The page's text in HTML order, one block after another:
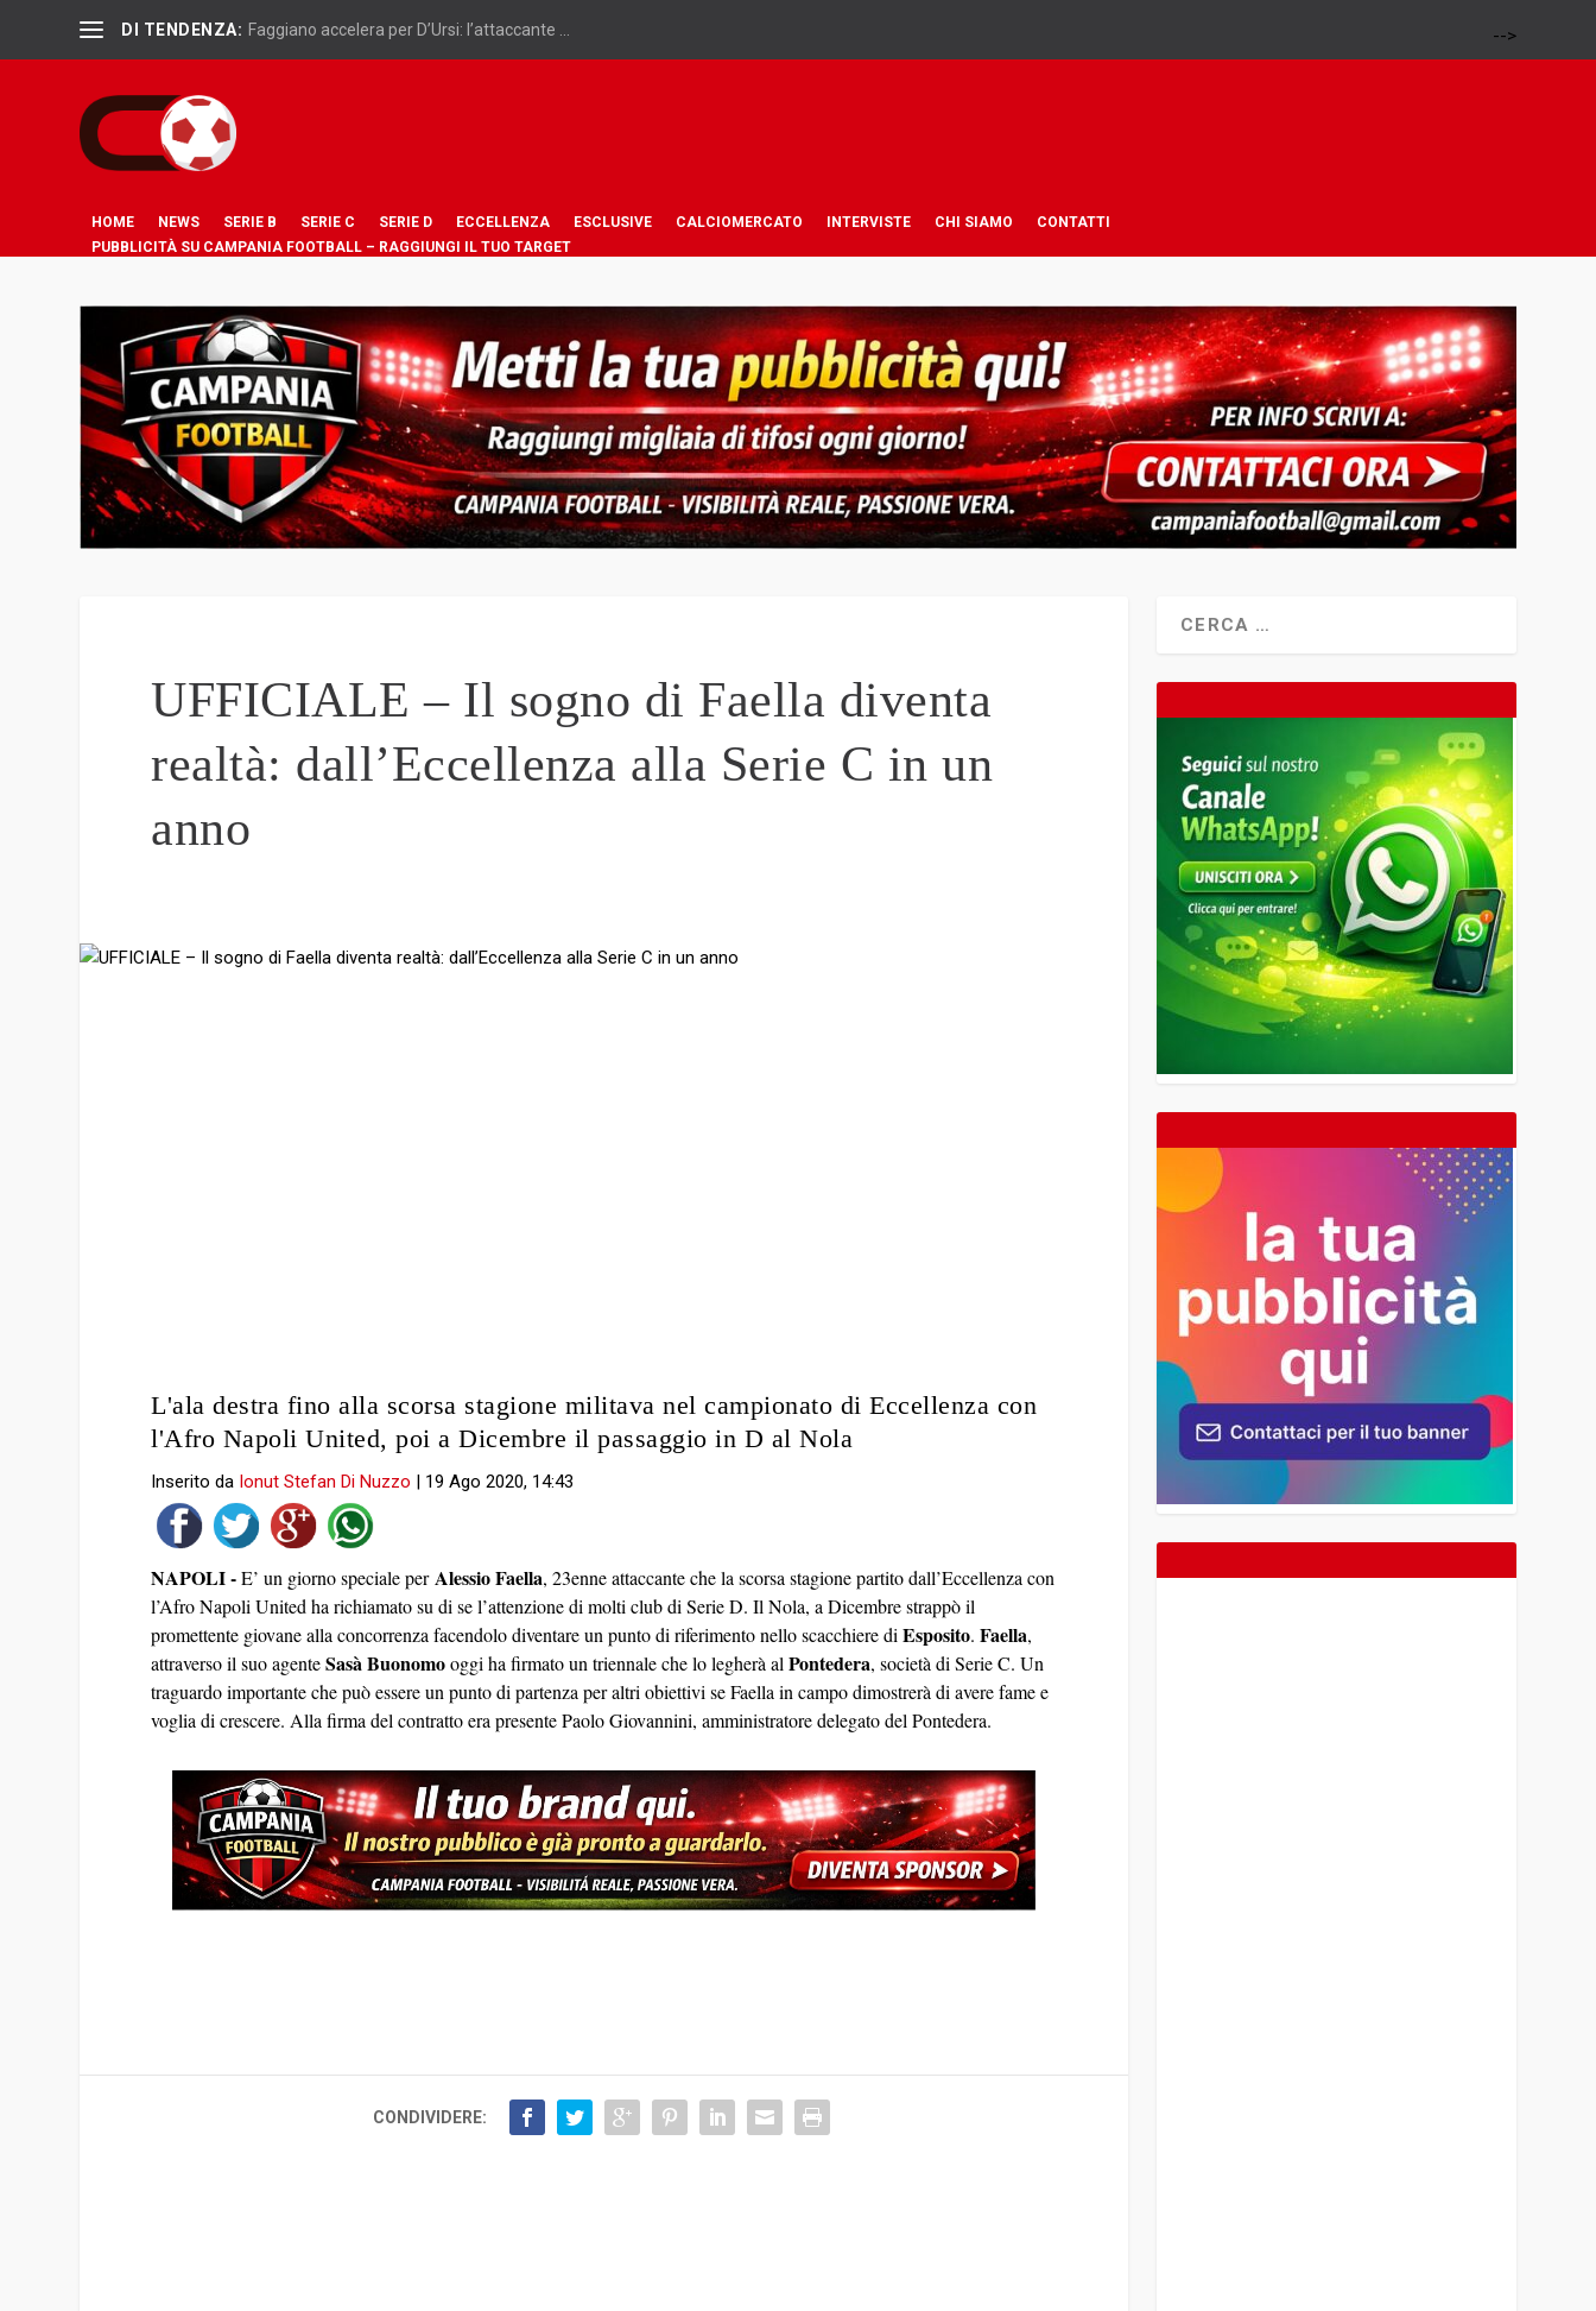
DI TENDENZA: Faggiano accelera per D’Ursi: l’attaccante ... -->
HOME NEWS SERIE B SERIE C SERIE D ECCELLENZA ESCLUSIVE CALCIOMERCATO INTERVISTE CHI SIAMO
CONTATTI
PUBBLICITÀ SU CAMPANIA FOOTBALL – RAGGIUNGI IL TUO TARGET
UFFICIALE – Il sogno di Faella diventa
realtà: dall’Eccellenza alla Serie C in un
anno
L'ala destra fino alla scorsa stagione militava nel campionato di Eccellenza con
l'Afro Napoli United, poi a Dicembre il passaggio in D al Nola
Inserito da Ionut Stefan Di Nuzzo | 19 Ago 2020, 14:43
NAPOLI -E’ un giorno speciale per Alessio Faella, 23enne attaccante che la scorsa stagione partito dall’Eccellenza con
l’Afro Napoli United ha richiamato su di se l’attenzione di molti club di Serie D. Il Nola, a Dicembre strappò il
promettente giovane alla concorrenza facendolo diventare un punto di riferimento nello scacchiere diEsposito.Faella,
attraverso il suo agenteSasà Buonomooggi ha firmato un triennale che lo legherà alPontedera, società di Serie C. Un
traguardo importante che può essere un punto di partenza per altri obiettivi se Faella in campo dimostrerà di avere fame e
voglia di crescere. Alla firma del contratto era presente Paolo Giovannini, amministratore delegato del Pontedera.
CONDIVIDERE: